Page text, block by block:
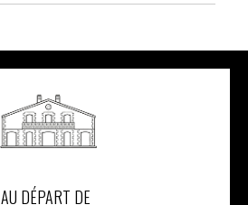
AU DÉPART DE